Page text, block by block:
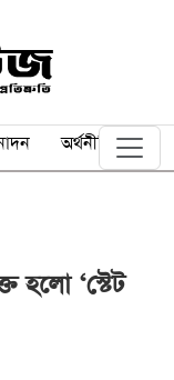
অর্থনীতি
হলো ‘স্টেট